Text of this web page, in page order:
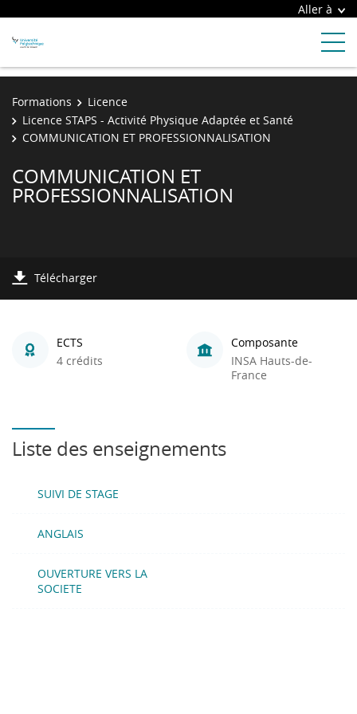
Aller à
Formations
Licence
Licence STAPS - Activité Physique Adaptée et Santé
COMMUNICATION ET PROFESSIONNALISATION
COMMUNICATION ET
PROFESSIONNALISATION
Télécharger
ECTS
4 crédits
Composante
INSA Hauts-de-
France
Liste des enseignements
SUIVI DE STAGE
ANGLAIS
OUVERTURE VERS LA
SOCIETE